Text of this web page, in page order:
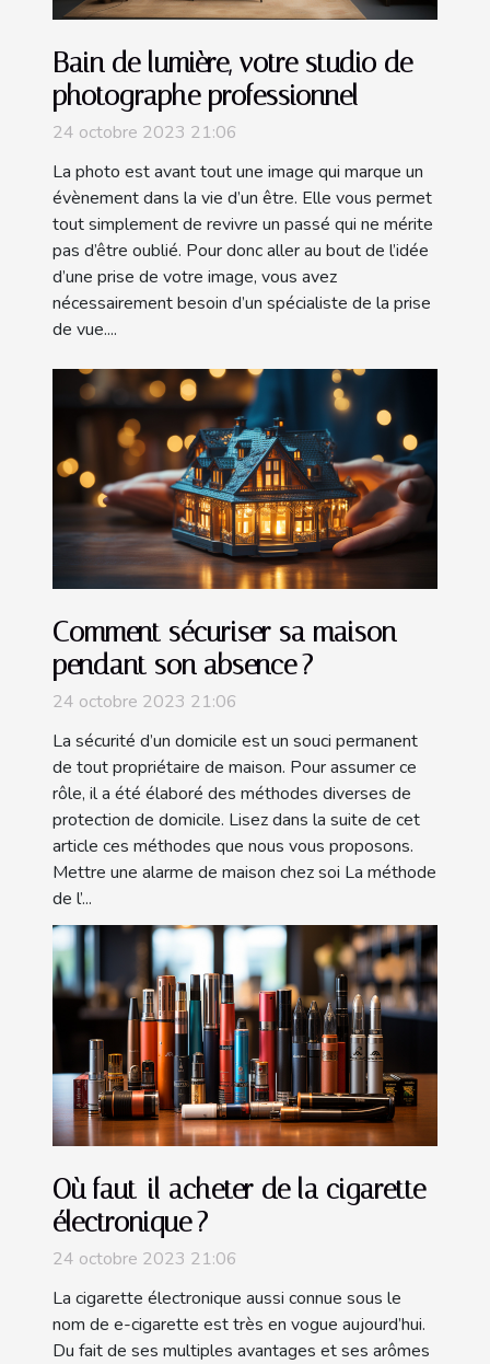
Bain de lumière, votre studio de
photographe professionnel
24 octobre 2023 21:06
La photo est avant tout une image qui marque un
évènement dans la vie d’un être. Elle vous permet
tout simplement de revivre un passé qui ne mérite
pas d’être oublié. Pour donc aller au bout de l’idée
d’une prise de votre image, vous avez
nécessairement besoin d’un spécialiste de la prise
de vue....
Comment sécuriser sa maison
pendant son absence ?
24 octobre 2023 21:06
La sécurité d’un domicile est un souci permanent
de tout propriétaire de maison. Pour assumer ce
rôle, il a été élaboré des méthodes diverses de
protection de domicile. Lisez dans la suite de cet
article ces méthodes que nous vous proposons.
Mettre une alarme de maison chez soi La méthode
de l’...
Où faut-il acheter de la cigarette
électronique ?
24 octobre 2023 21:06
La cigarette électronique aussi connue sous le
nom de e-cigarette est très en vogue aujourd’hui.
Du fait de ses multiples avantages et ses arômes